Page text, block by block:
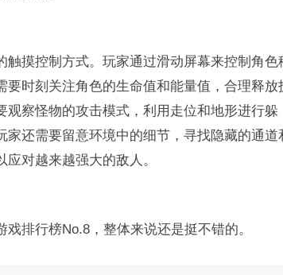
摸控制方式。玩家通过滑动屏幕来控制角色
时刻关注角色的生命值和能量值，合理释放
察怪物的攻击模式，利用走位和地形进行躲
还需要留意环境中的细节，寻找隐藏的通道
对越来越强大的敌人。
排行榜No.8，整体来说还是挺不错的。